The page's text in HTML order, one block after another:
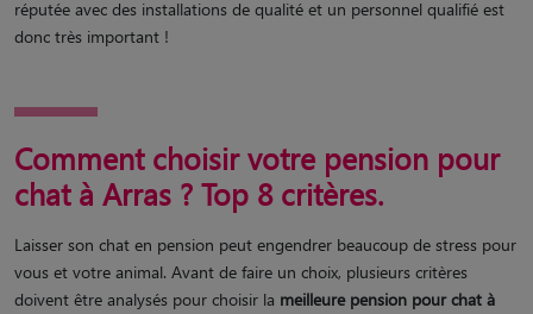
réputée avec des installations de qualité et un personnel qualifié est
donc très important !
Comment choisir votre pension pour
chat à Arras ? Top 8 critères.
Laisser son chat en pension peut engendrer beaucoup de stress pour
vous et votre animal. Avant de faire un choix, plusieurs critères
doivent être analysés pour choisir la meilleure pension pour chat à